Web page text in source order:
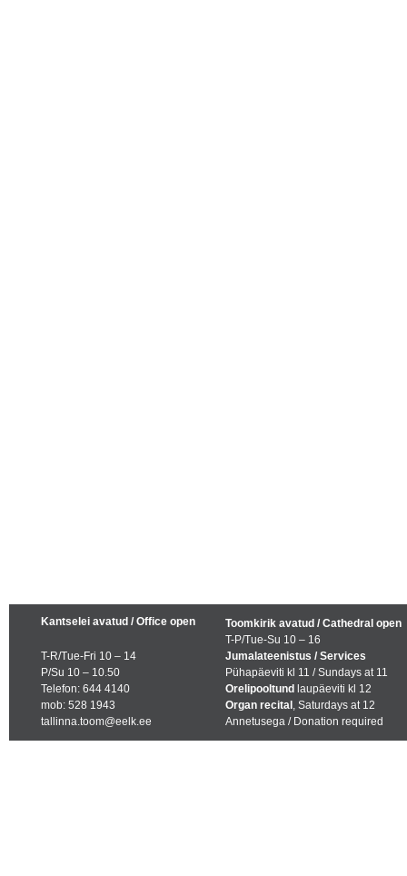
Kantselei avatud / Office open
T-R/Tue-Fri 10 – 14
P/Su 10 – 10.50
Telefon: 644 4140
mob: 528 1943
tallinna.toom@eelk.ee
Toomkirik avatud / Cathedral open
T-P/Tue-Su 10 – 16
Jumalateenistus / Services
Pühapäeviti kl 11 / Sundays at 11
Orelipooltund laupäeviti kl 12
Organ recital , Saturdays at 12
Annetusega / Donation required